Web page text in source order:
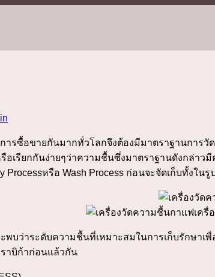
ารซื้อขายกันมากทั่วโลกจึงต้องมีมาตราฐานกา
อเรียกกันง่ายๆว่าความชื้นซึ่งมาตราฐานดังกล่า
Processหรือ Wash Process ก่อนจะจัดเก็บทั้
เครื่
ะพบว่าระดับความชื้นที่เหมาะสมในการเก็บรัก
าบิก้าก่อนแล้วกัน